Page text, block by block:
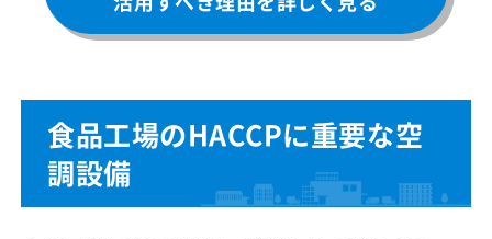
食品工場のHACCPに重要な空
調設備